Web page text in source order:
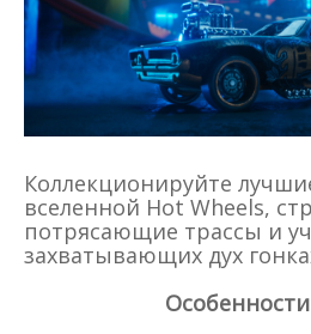
Коллекционируйте
вселенной Hot Wheels,
потрясающие трассы и
захватывающих дух